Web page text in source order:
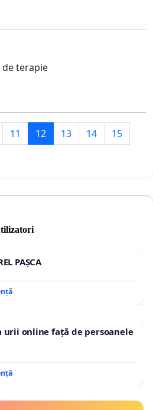
de terapie
11 12 13 14
15
PAȘCA
urii online față de persoanele